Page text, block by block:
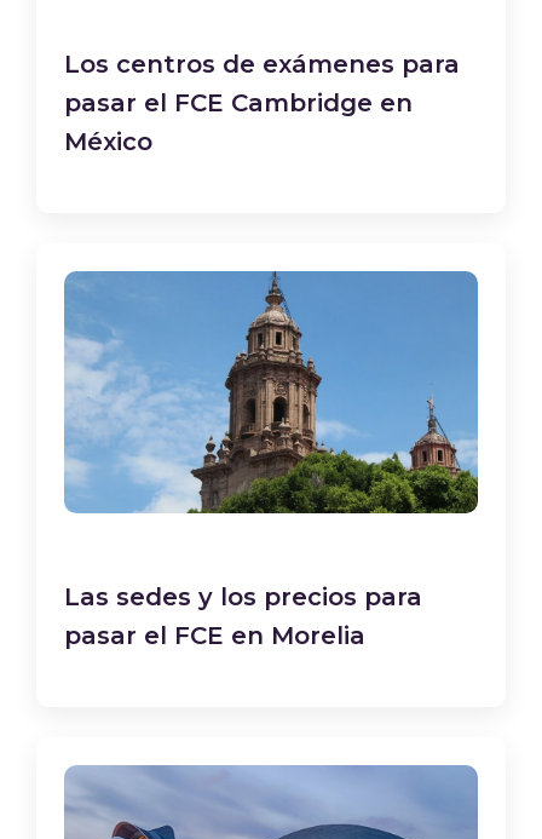
Los centros de exámenes para
pasar el FCE Cambridge en
México
Las sedes y los precios para
pasar el FCE en Morelia